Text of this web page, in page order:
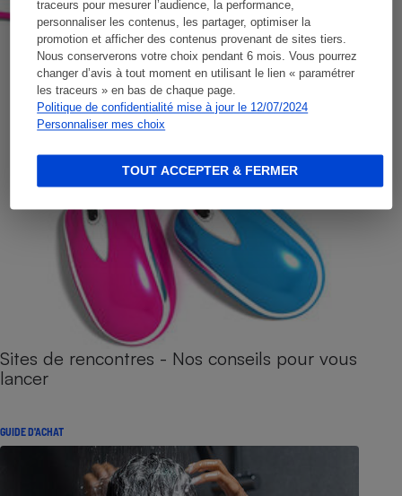
traceurs pour mesurer l’audience, la performance,
personnaliser les contenus, les partager, optimiser la
promotion et afficher des contenus provenant de sites tiers.
Nous conserverons votre choix pendant 6 mois. Vous pourrez
changer d’avis à tout moment en utilisant le lien « paramétrer
les traceurs » en bas de chaque page.
Politique de confidentialité mise à jour le 12/07/2024
Personnaliser mes choix
TOUT ACCEPTER & FERMER
Sites de rencontres - Nos conseils pour vous
lancer
GUIDE D'ACHAT